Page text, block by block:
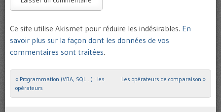
Ce site utilise Akismet pour réduire les indésirables. En
savoir plus sur la façon dont les données de vos
commentaires sont traitées.
Post navigation
« Programmation (VBA, SQL…) : les
opérateurs
Les opérateurs de comparaison »